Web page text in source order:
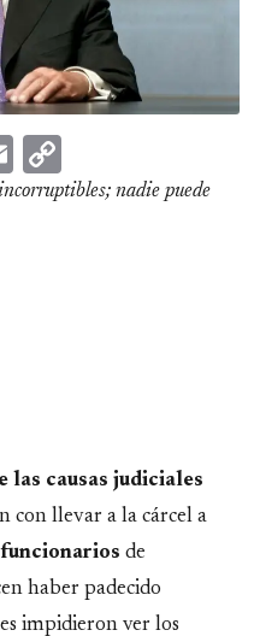
Email
Linknadie puede
las causas judiciales
con llevar a la cárcel a
funcionarios de
haber padecido
impidieron ver los